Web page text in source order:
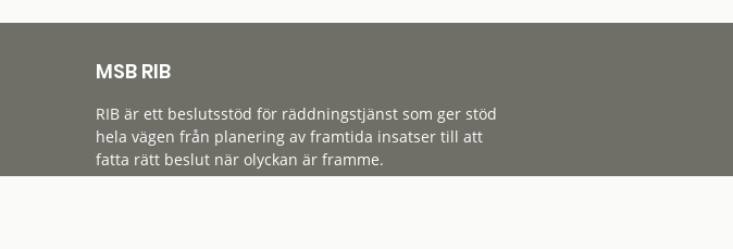
MSB RIB
RIB är ett beslutsstöd för räddningstjänst som ger stöd
hela vägen från planering av framtida insatser till att
fatta rätt beslut när olyckan är framme.